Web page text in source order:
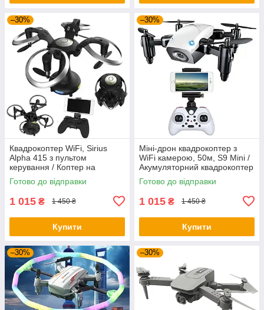
–30%
Квадрокоптер WiFi, Sirius
Alpha 415 з пультом
керування / Коптер на
радіокеруванні / Дрон з
камерою
Готово до відправки
1 015 ₴ 1 450 ₴
Купити
–30%
Міні-дрон квадрокоптер з
WiFi камерою, 50м, S9 Mini /
Акумуляторний квадрокоптер
/ Ударостійкий складаний
дрон
Готово до відправки
1 015 ₴ 1 450 ₴
Купити
–30% –30%